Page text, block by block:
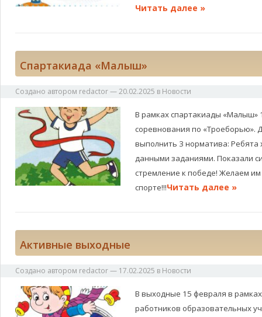
Читать далее »
Спартакиада «Малыш»
Создано автором redactor—20.02.2025 в Новости
В рамках спартакиады «Малыш»
соревнования по «Троеборью».
выполнить 3 норматива: Ребята
данными заданиями. Показали
стремление к победе! Желаем
спорте!!!Читать далее »
Активные выходные
Создано автором redactor— 17.02.2025 в Новости
В выходные 15 февраля в
работников образовательных